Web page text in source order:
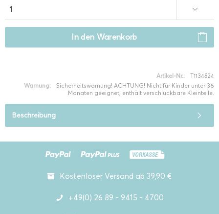
In den Warenkorb
Artikel-Nr.:
T1134824
Warnung:
Sicherheitswarnung! ACHTUNG! Nicht für Kinder unter 36
Monaten geeignet, enthält verschluckbare Kleinteile.
Beschreibung
Kostenloser Versand ab 39,90 €
+49(0) 26 89 - 9415 - 4700